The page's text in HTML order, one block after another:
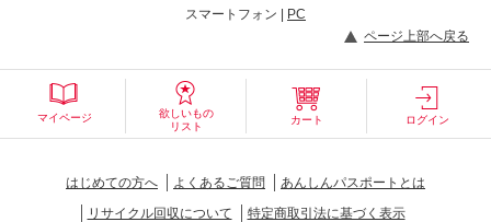
スマートフォン |
PC
ページ上部へ戻る
マイページ
欲しいもの
リスト
カート ログイン
はじめての方へ よくあるご質問
あんしんパスポートとは
リサイクル回収について
特定商取引法に基づく表示